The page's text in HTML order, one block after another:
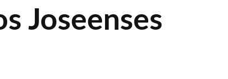
Joseenses